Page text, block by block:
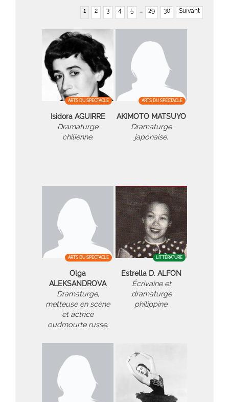
1 2 3 4 5 ... 29 30 Suivant
ARTS DU SPECTACLE
Isidora AGUIRRE
Dramaturge
chilienne.
ARTS DU SPECTACLE
AKIMOTO MATSUYO
Dramaturge
japonaise.
ARTS DU SPECTACLE
Olga
ALEKSANDROVA
Dramaturge,
metteuse en scène
et actrice
oudmourte russe.
LITTÉRATURE
Estrella D. ALFON
Écrivaine et
dramaturge
philippine.